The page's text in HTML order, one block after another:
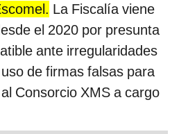
La Fiscalía viene
el 2020 por presunta
ante irregularidades
de firmas falsas para
Consorcio XMS a cargo